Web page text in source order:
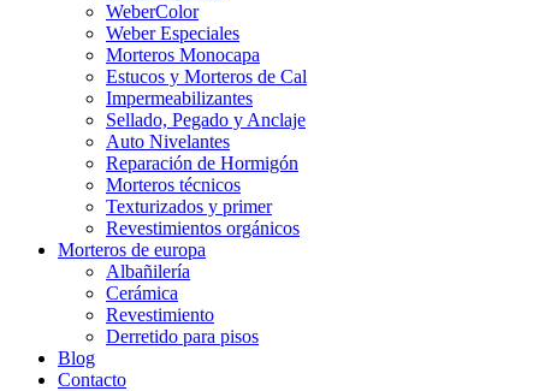
WeberColor
Weber Especiales
Morteros Monocapa
Estucos y Morteros de Cal
Impermeabilizantes
Sellado, Pegado y Anclaje
Auto Nivelantes
Reparación de Hormigón
Morteros técnicos
Texturizados y primer
Revestimientos orgánicos
Morteros de europa
Albañilería
Cerámica
Revestimiento
Derretido para pisos
Blog
Contacto